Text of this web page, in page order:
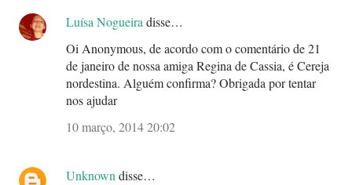
Luísa Nogueiradisse…
Oi Anonymous, de acordo com o comentário de 21
de janeiro de nossa amiga Regina de Cassia, é Cereja
nordestina. Alguém confirma? Obrigada por tentar
nos ajudar
10 março, 2014 20:02
Unknowndisse…